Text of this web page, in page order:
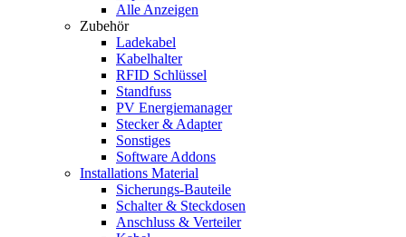
Alle Anzeigen
Zubehör
Ladekabel
Kabelhalter
RFID Schlüssel
Standfuss
PV Energiemanager
Stecker & Adapter
Sonstiges
Software Addons
Installations Material
Sicherungs-Bauteile
Schalter & Steckdosen
Anschluss & Verteiler